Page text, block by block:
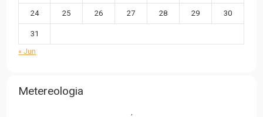
24 25 26 27 28 29 30
31
« Jun
Metereologia
,